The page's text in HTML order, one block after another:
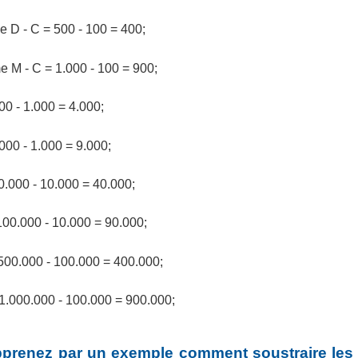
D - C = 500 - 100 = 400;
M - C = 1.000 - 100 = 900;
- 1.000 = 4.000;
- 1.000 = 9.000;
- 10.000 = 40.000;
- 10.000 = 90.000;
- 100.000 = 400.000;
- 100.000 = 900.000;
par un exemple comment soustraire